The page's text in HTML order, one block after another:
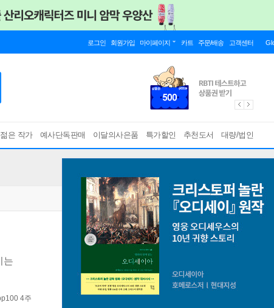
로그인 회원가입 마이페이지 카트 주문/배송 고객센터
젊은 작가 예사단독판매 이달의사은품 특가할인 추천도서 대량/법인
는
4주